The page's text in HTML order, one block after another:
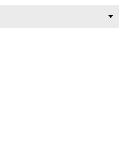
hơn nữa
gọi của nó không chỉ về
âm thanh. Giai đoạn
và cực kỳ phức tạp đảm